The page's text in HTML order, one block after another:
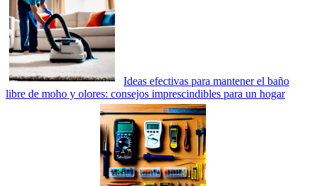
Ideas efectivas para mantener el baño
libre de moho y olores: consejos imprescindibles para un hogar